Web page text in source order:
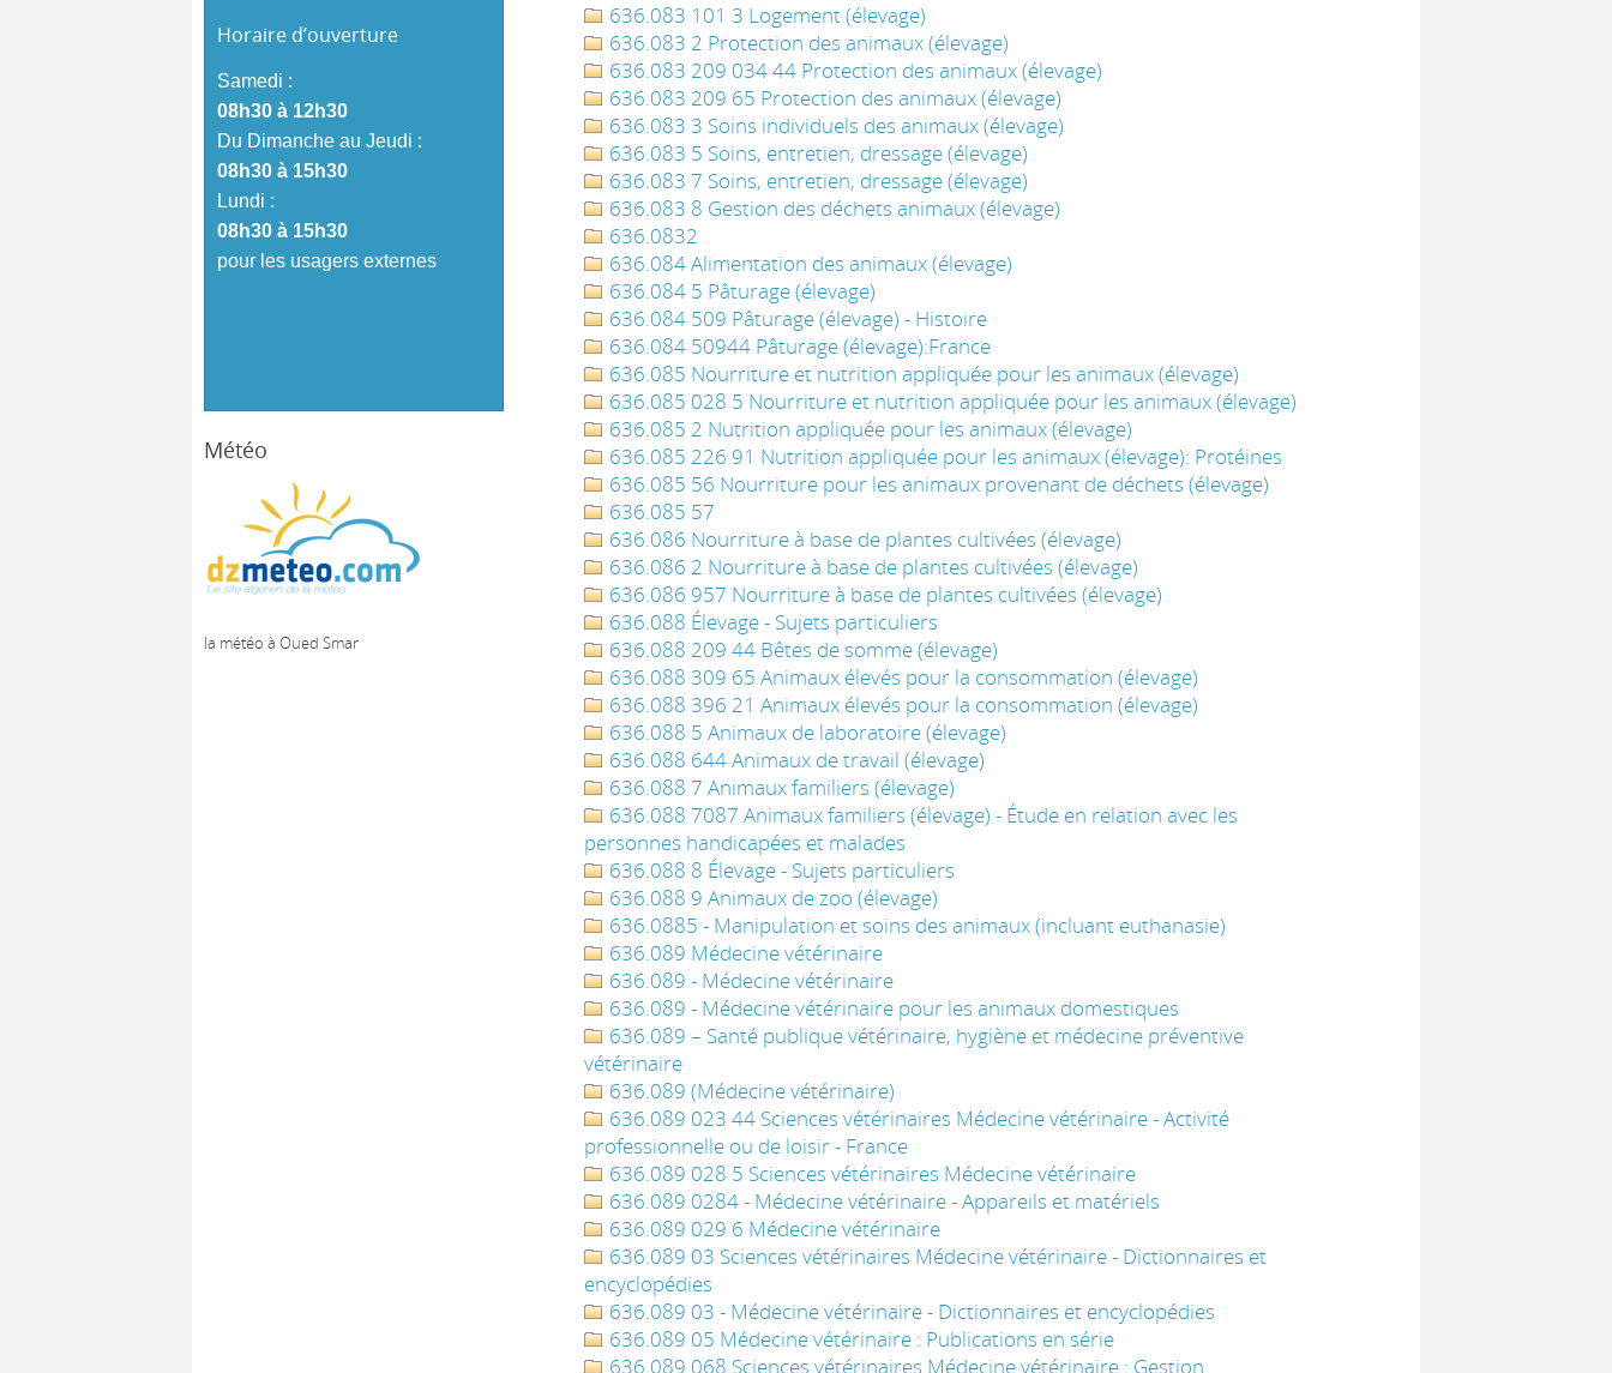
636.083 101 3 Logement (élevage)
636.083 2 Protection des animaux (élevage)
636.083 209 034 44 Protection des animaux (élevage)
636.083 209 65 Protection des animaux (élevage)
636.083 3 Soins individuels des animaux (élevage)
636.083 5 Soins, entretien, dressage (élevage)
636.083 7 Soins, entretien, dressage (élevage)
636.083 8 Gestion des déchets animaux (élevage)
636.0832
636.084 Alimentation des animaux (élevage)
636.084 5 Pâturage (élevage)
636.084 509 Pâturage (élevage) - Histoire
636.084 50944 Pâturage (élevage):France
636.085 Nourriture et nutrition appliquée pour les animaux (élevage)
636.085 028 5 Nourriture et nutrition appliquée pour les animaux (élevage)
636.085 2 Nutrition appliquée pour les animaux (élevage)
636.085 226 91 Nutrition appliquée pour les animaux (élevage): Protéines
636.085 56 Nourriture pour les animaux provenant de déchets (élevage)
636.085 57
636.086 Nourriture à base de plantes cultivées (élevage)
636.086 2 Nourriture à base de plantes cultivées (élevage)
636.086 957 Nourriture à base de plantes cultivées (élevage)
636.088 Élevage - Sujets particuliers
636.088 209 44 Bêtes de somme (élevage)
636.088 309 65 Animaux élevés pour la consommation (élevage)
636.088 396 21 Animaux élevés pour la consommation (élevage)
636.088 5 Animaux de laboratoire (élevage)
636.088 644 Animaux de travail (élevage)
636.088 7 Animaux familiers (élevage)
636.088 7087 Animaux familiers (élevage) - Étude en relation avec les
personnes handicapées et malades
636.088 8 Élevage - Sujets particuliers
636.088 9 Animaux de zoo (élevage)
636.0885 - Manipulation et soins des animaux (incluant euthanasie)
636.089 Médecine vétérinaire
636.089 - Médecine vétérinaire
636.089 - Médecine vétérinaire pour les animaux domestiques
636.089 – Santé publique vétérinaire, hygiène et médecine préventive
vétérinaire
636.089 (Médecine vétérinaire)
636.089 023 44 Sciences vétérinaires Médecine vétérinaire - Activité
professionnelle ou de loisir - France
636.089 028 5 Sciences vétérinaires Médecine vétérinaire
636.089 0284 - Médecine vétérinaire - Appareils et matériels
636.089 029 6 Médecine vétérinaire
636.089 03 Sciences vétérinaires Médecine vétérinaire - Dictionnaires et
encyclopédies
636.089 03 - Médecine vétérinaire - Dictionnaires et encyclopédies
636.089 05 Médecine vétérinaire : Publications en série
636.089 068 Sciences vétérinaires Médecine vétérinaire : Gestion
Horaire d’ouverture
Samedi :
08h30 à 12h30
Du Dimanche au Jeudi :
08h30 à 15h30
Lundi :
08h30 à 15h30
pour les usagers externes
Météo
la météo à Oued Smar